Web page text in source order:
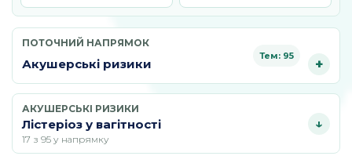
ПОТОЧНИЙ НАПРЯМОК
Акушерські ризики
Тем: 95
АКУШЕРСЬКІ РИЗИКИ
Лістеріоз у вагітності
17 з 95 у напрямку